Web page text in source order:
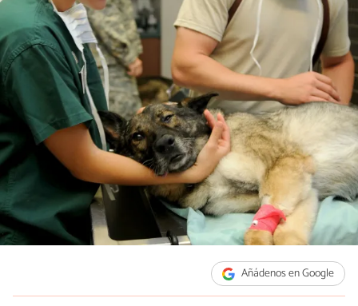
Añádenos en Google